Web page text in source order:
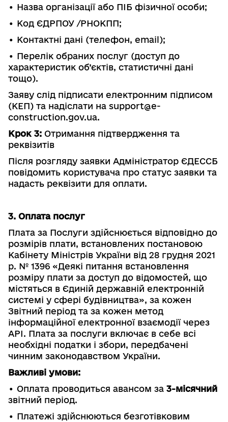
• Назва організації або ПІБ фізичної особи;
• Код ЄДРПОУ /РНОКПП;
• Контактні дані (телефон, email);
• Перелік обраних послуг (доступ до
характеристик об’єктів, статистичні дані
тощо).
Заяву слід підписати електронним підписом
(КЕП) та надіслати на support@e-
construction.gov.ua.
Крок 3: Отримання підтвердження та
реквізитів
Після розгляду заявки Адміністратор ЄДЕССБ
повідомить користувача про статус заявки та
надасть реквізити для оплати.
3. Оплата послуг
Плата за Послуги здійснюється відповідно до
розмірів плати, встановлених постановою
Кабінету Міністрів України від 28 грудня 2021
р. № 1396 «Деякі питання встановлення
розміру плати за доступ до відомостей, що
містяться в Єдиній державній електронній
системі у сфері будівництва», за кожен
Звітний період та за кожен метод
інформаційної електронної взаємодії через
API. Плата за послуги включає в себе всі
необхідні податки і збори, передбачені
чинним законодавством України.
Важливі умови:
• Оплата проводиться авансом за 3-місячний
звітний період.
• Платежі здійснюються безготівковим